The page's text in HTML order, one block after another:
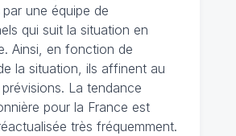
une équipe de
qui suit la situation en
Ainsi, en fonction de
la situation, ils affinent au
La tendance
pour la France est
très fréquemment.